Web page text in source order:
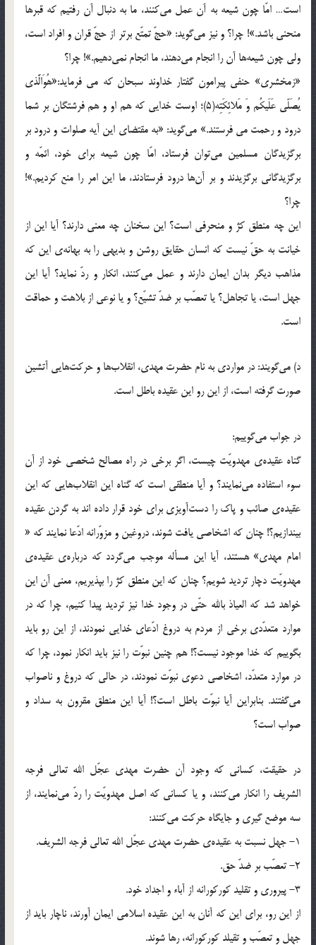
است… امّا چون شیعه به آن عمل می‌کنند، ما به دنبال آن رفتیم که قبرها
منحنی باشد.»! چرا؟ و نیز می‌گوید: «حجّ تمتّع برتر از حجّ قران و افراد است،
ولی چون شیعه‌ها آن را انجام می‌دهند، ما انجام نمی‌دهیم.»! چرا؟
«زمخشری» حنفی پیرامون گفتار خداوند سبحان که می فرماید:«هُوَالَّذی
یُصَلّی عَلَیکُم وَ مَلائِکَتِه(5)؛ اوست خدایی که هم او و هم فرشتگان بر شما
درود و رحمت می فرستند.» می‌گوید: «به مقتضای این آیه صلوات و درود بر
برگزیدگان مسلمین می‌توان فرستاد، امّا چون شیعه برای خود، ائمّه و
برگزیدگانی برگزیدند و بر آن‌ها درود فرستادند، ما این امر را منع کردیم.»!
چرا؟
این چه منطق کژ و منحرفی است؟ این سخنان چه معنی دارند؟ آیا این از
خیانت به حقّ نیست که انسان حقایق روشن و بدیهی را به بهانه‌ی این که
مذاهب دیگر بدان ایمان دارند و عمل می‌کنند، انکار و ردّ نماید؟ آیا این
جهل است، یا تجاهل؟ یا تعصّب بر ضدّ تشیّع؟ و یا نوعی از بلاهت و حماقت
است.
د) می‌گویند: در مواردی به نام حضرت مهدی، انقلاب‌ها و حرکت‌هایی آتشین
صورت گرفته است، از این رو این عقیده باطل است.
در جواب می‌گوییم:
گناه عقیده‌ی مهدویّت چیست، اگر برخی در راه مصالح شخصی خود از آن
سوء استفاده می‌نمایند؟ و آیا منطقی است که گناه این انقلاب‌هایی که این
عقیده‌ی صائب و پاک را دست‌آویزی برای خود قرار داده اند به گردن عقیده
بیندازیم؟! چنان که اشخاصی یافت شوند، دروغین و مزوّرانه ادّعا نمایند که «
امام مهدی» هستند، آیا این مسأله موجب می‌گردد که درباره‌ی عقیده‌ی
مهدویّت دچار تردید شویم؟ چنان که این منطق کژ را بپذیریم، معنی آن این
خواهد شد که العیاذ بالله حتّی در وجود خدا نیز تردید پیدا کنیم، چرا که در
موارد متعدّدی برخی از مردم به دروغ ادّعای خدایی نمودند، از این رو باید
بگوییم که خدا موجود نیست؟! هم چنین نبوّت را نیز باید انکار نمود، چرا که
در موارد متعدّد، اشخاصی دعوی نبوّت نمودند، در حالی که دروغ و ناصواب
می‌گفتند. بنابراین آیا نبوّت باطل است؟! آیا این منطق مقرون به سداد و
صواب است؟
در حقیقت، کسانی که وجود آن حضرت مهدی عجّل الله تعالی فرجه
الشریف را انکار می‌کنند، و یا کسانی که اصل مهدویّت را ردّ می‌نمایند، از
سه موضع گیری و جایگاه حرکت می‌کنند:
1- جهل نسبت به عقیده‌ی حضرت مهدی عجّل الله تعالی فرجه الشریف.
2- تعصّب بر ضدّ حق.
3- پیروری و تقلید کورکورانه از آباء و اجداد خود.
از این رو، برای این که آنان به این عقیده اسلامی ایمان آورند، ناچار باید از
جهل و تعصّب و تقیلد کورکورانه، رها شوند.